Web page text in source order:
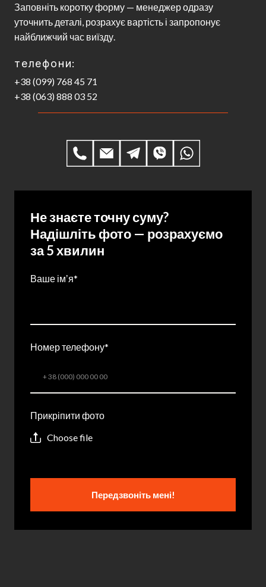
Заповніть коротку форму — менеджер одразу
уточнить деталі, розрахує вартість і запропонує
найближчий час виїзду.
телефони:
+38 (099) 768 45 71
+38 (063) 888 03 52
Не знаєте точну суму?
Надішліть фото — розрахуємо
за 5 хвилин
Ваше імʼя*
Номер телефону*
Прикріпити фото
Choose file
Передзвоніть мені!